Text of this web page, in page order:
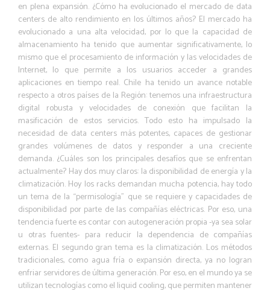
en plena expansión. ¿Cómo ha evolucionado el mercado de data
centers de alto rendimiento en los últimos años? El mercado ha
evolucionado a una alta velocidad, por lo que la capacidad de
almacenamiento ha tenido que aumentar significativamente, lo
mismo que el procesamiento de información y las velocidades de
Internet, lo que permite a los usuarios acceder a grandes
aplicaciones en tiempo real. Chile ha tenido un avance notable
respecto a otros países de la Región: tenemos una infraestructura
digital robusta y velocidades de conexión que facilitan la
masificación de estos servicios. Todo esto ha impulsado la
necesidad de data centers más potentes, capaces de gestionar
grandes volúmenes de datos y responder a una creciente
demanda. ¿Cuáles son los principales desafíos que se enfrentan
actualmente? Hay dos muy claros: la disponibilidad de energía y la
climatización. Hoy los racks demandan mucha potencia, hay todo
un tema de la “permisología” que se requiere y capacidades de
disponibilidad por parte de las compañías eléctricas. Por eso, una
tendencia fuerte es contar con autogeneración propia -ya sea solar
u otras fuentes- para reducir la dependencia de compañías
externas. El segundo gran tema es la climatización. Los métodos
tradicionales, como agua fría o expansión directa, ya no logran
enfriar servidores de última generación. Por eso, en el mundo ya se
utilizan tecnologías como el liquid cooling, que permiten mantener